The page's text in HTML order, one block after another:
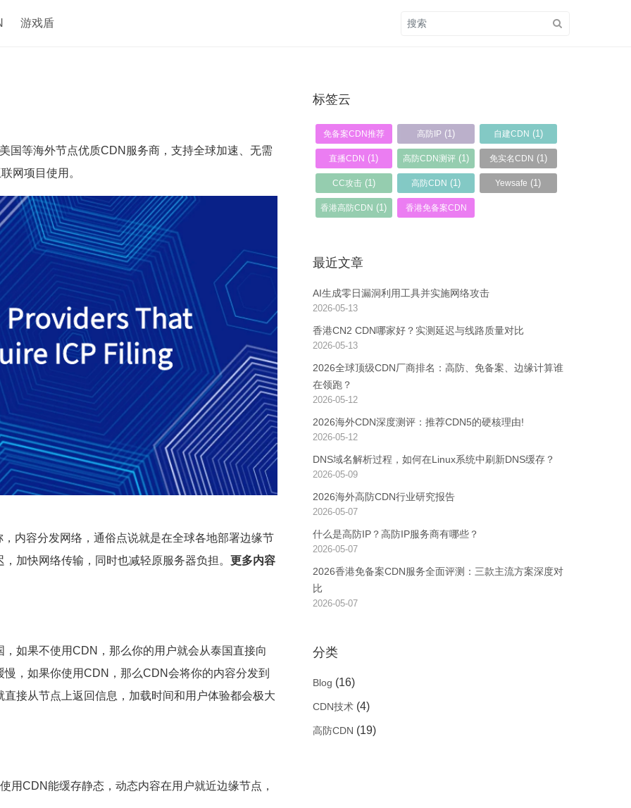
游戏盾
国等海外节点优质CDN服务商，支持全球加速、无需
网项目使用。
内容分发网络，通俗点说就是在全球各地部署边缘节
加快网络传输，同时也减轻原服务器负担。 更多内容
如果不使用CDN，那么你的用户就会从泰国直接向
，如果你使用CDN，那么CDN会将你的内容分发到
接从节点上返回信息，加载时间和用户体验都会极大
用CDN能缓存静态，动态内容在用户就近边缘节点，
标签云
免备案CDN推荐
(2)
高防IP (1) 自建CDN (1)
直播CDN (1) 高防CDN测评 (1) 免实名CDN (1)
CC攻击(1) 高防CDN (1) Yewsafe (1)
香港高防CDN (1) 香港免备案CDN
最近文章
AI生成零日漏洞利用工具并实施网络攻击
2026-05-13
香港CN2 CDN哪家好？实测延迟与线路质量对比
2026-05-13
2026全球顶级CDN厂商排名：高防、免备案、边缘计算谁
在领跑？
2026-05-12
2026海外CDN深度测评：推荐CDN5的硬核理由!
2026-05-12
DNS域名解析过程，如何在Linux系统中刷新DNS缓存？
2026-05-09
2026海外高防CDN行业研究报告
2026-05-07
什么是高防IP？高防IP服务商有哪些？
2026-05-07
2026香港免备案CDN服务全面评测：三款主流方案深度对
比
2026-05-07
分类
Blog (16)
CDN技术 (4)
高防CDN (19)